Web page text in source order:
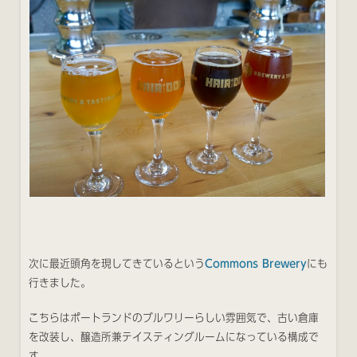
次に最近頭角を現してきているというCommons Breweryにも
行きました。
こちらはポートランドのブルワリーらしい雰囲気で、古い倉庫
を改装し、醸造所兼テイスティングルームになっている構成で